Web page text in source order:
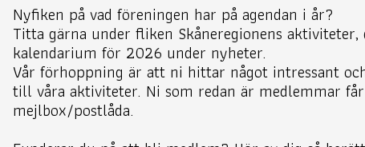
Nyfiken på vad föreningen har på agendan i år?
Titta gärna under fliken Skåneregionens
kalendarium för 2026 under nyheter.
Vår förhoppning är att ni hittar något intressant
till våra aktiviteter. Ni som redan är medlemmar
mejlbox/postlåda.